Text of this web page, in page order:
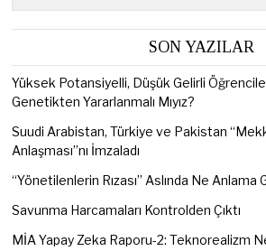
SON YAZILAR
Yüksek Potansiyelli, Düşük Gelirli
Genetikten Yararlanmalı Mıyız?
Suudi Arabistan, Türkiye ve Pakistan
Anlaşması”nı İmzaladı
“Yönetilenlerin Rızası” Aslında Ne Anlama
Savunma Harcamaları Kontrolden Çıktı
MİA Yapay Zeka Raporu-2: Teknorealizm